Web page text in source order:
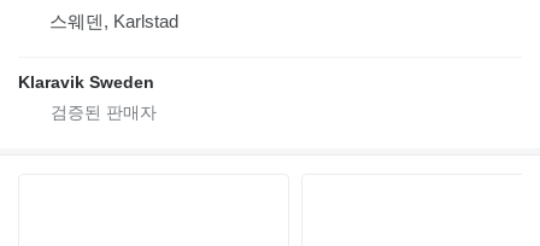
스웨덴, Karlstad
Klaravik Sweden